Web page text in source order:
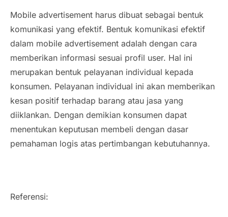
Mobile advertisement harus dibuat sebagai bentuk
komunikasi yang efektif. Bentuk komunikasi efektif
dalam mobile advertisement adalah dengan cara
memberikan informasi sesuai profil user. Hal ini
merupakan bentuk pelayanan individual kepada
konsumen. Pelayanan individual ini akan memberikan
kesan positif terhadap barang atau jasa yang
diiklankan. Dengan demikian konsumen dapat
menentukan keputusan membeli dengan dasar
pemahaman logis atas pertimbangan kebutuhannya.
Referensi: